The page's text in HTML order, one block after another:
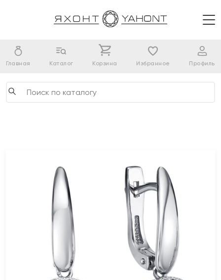
Главная Каталог Корзина Избранное Профиль